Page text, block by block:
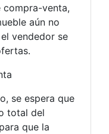
venta,
aún no
vendedor se
se espera que
total del
que la